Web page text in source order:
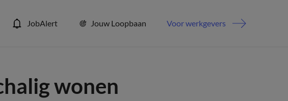
JobAlert Jouw Loopbaan Voor werkgevers
wonen